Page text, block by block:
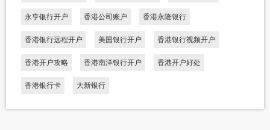
永亨银行开户 香港公司账户 香港永隆银行
香港银行远程开户 美国银行开户 香港银行视频开户
香港开户攻略 香港南洋银行开户 香港开户好处
香港银行卡 大新银行